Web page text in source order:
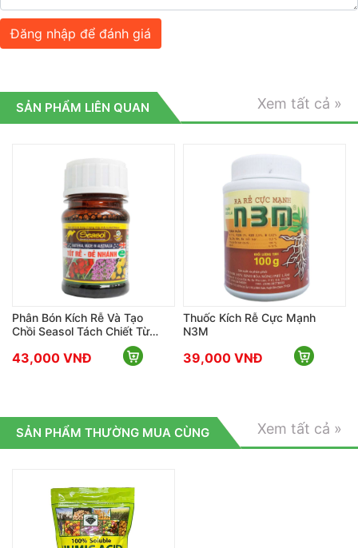
Mô Tả Chi Tiết Sản Phẩm
Thành Phần Theo Lưu Hành:
Lân hữu hiệu P2O5hh : 3%
Cu: 2000 ppm
Zn: 2000 ppm
Mn: 2000 ppm
B: 200 ppm
Fe: 2000 ppm
Độ ẩm: 12%
pH: 5.0
Mã PB:11511
QĐLH:1545/QĐ-BVTV-PB
3 năm kể từ ngày sản xuất
Đăng nhập để đánh giá
SẢN PHẨM LIÊN QUAN Xem tất cả »
Phân Bón Kích Rễ Và Tạo
Chồi Seasol Tách Chiết Từ
43,000 VNĐ
Thuốc Kích Rễ Cực Mạnh
N3M
39,000 VNĐ
SẢN PHẨM THƯỜNG MUA CÙNG Xem tất cả »